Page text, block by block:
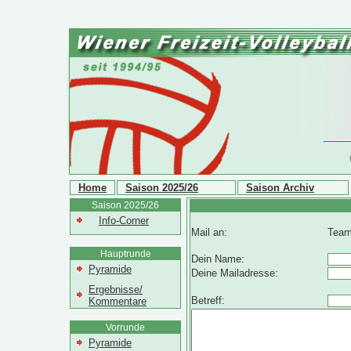
Home Saison 2025/26 Saison Archiv
Saison 2025/26
Info-Corner
Hauptrunde
Pyramide
Ergebnisse/
Kommentare
Vorrunde
Pyramide
Mail an:
Dein Name:
Deine Mailadresse:
Betreff: